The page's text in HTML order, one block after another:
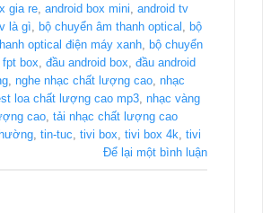
gia re, android box mini, android tv
là gì, bộ chuyển âm thanh optical , bộ
optical điện máy xanh, bộ chuyển
fpt box, đầu android box, đầu android
, nghe nhạc chất lượng cao, nhạc
loa chất lượng cao mp3, nhạc vàng
cao, tải nhạc chất lượng cao
, tin-tuc, tivi box, tivi box 4k, tivi
Để lại một bình luận